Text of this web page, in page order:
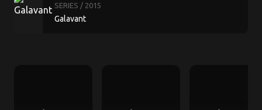
SERIES / 2015
Galavant